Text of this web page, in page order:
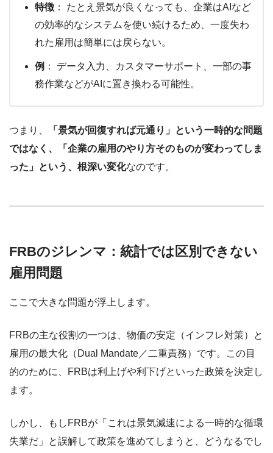
特徴 ： たとえ景気が良くなっても、企業はAIなど
の効率的なシステムを使い続けるため、一度失わ
れた雇用は簡単には戻らない。
例 ： データ入力、カスタマーサポート、一部の事
務作業などがAIに置き換わる可能性。
つまり、
「景気が回復すれば元通り」という一時的な問題
ではなく、「企業の雇用のやり方そのものが変わってしま
った」という、根深い変化なのです。
FRBのジレンマ：統計では区別できない
雇用問題
ここで大きな問題が浮上します。
FRBの主な役割の一つは、物価の安定（インフレ対策）と
雇用の最大化（Dual Mandate／二重責務）です。この目
的のために、FRBは利上げや利下げといった政策を決定し
ます。
しかし、もしFRBが「これは景気減速による一時的な循環
失業だ」と誤解して政策を進めてしまうと、どうなるでし